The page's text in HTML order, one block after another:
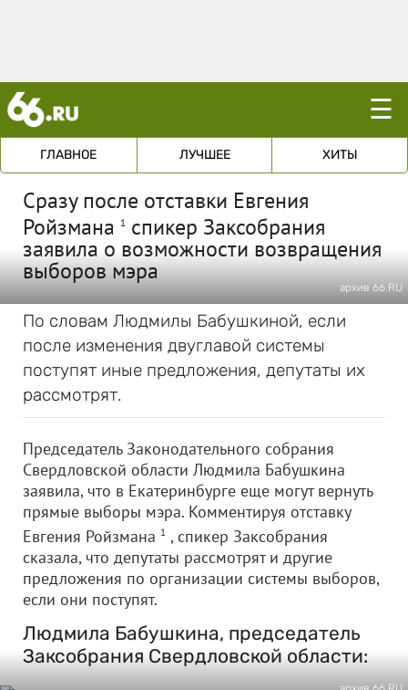
☰
ГЛАВНОЕ ЛУЧШЕЕ ХИТЫ
Сразу после отставки Евгения
Ройзмана 1 спикер Заксобрания
заявила о возможности возвращения
выборов мэра
архив 66.RU
По словам Людмилы Бабушкиной, если
после изменения двуглавой системы
поступят иные предложения, депутаты их
рассмотрят.
Председатель Законодательного собрания
Свердловской области Людмила Бабушкина
заявила, что в Екатеринбурге еще могут вернуть
прямые выборы мэра. Комментируя отставку
Евгения Ройзмана 1 , спикер Заксобрания
сказала, что депутаты рассмотрят и другие
предложения по организации системы выборов,
если они поступят.
Людмила Бабушкина, председатель
Заксобрания Свердловской области: